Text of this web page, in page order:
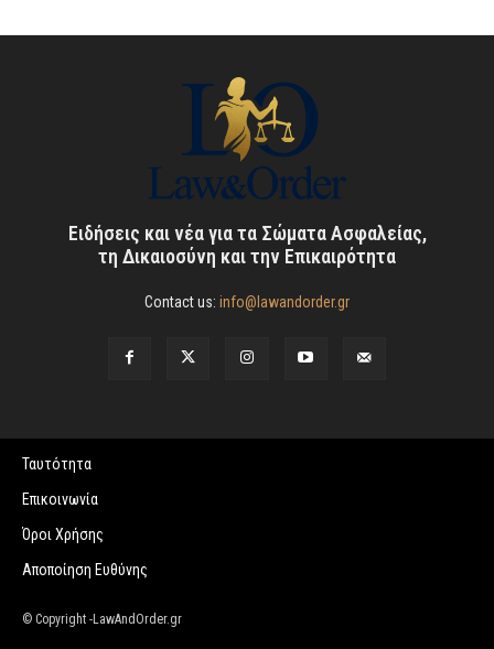
Ειδήσεις και νέα για τα Σώματα Ασφαλείας,
τη Δικαιοσύνη και την Επικαιρότητα
Contact us: info@lawandorder.gr
Ταυτότητα
Επικοινωνία
Όροι Χρήσης
Αποποίηση Ευθύνης
© Copyright -LawAndOrder.gr